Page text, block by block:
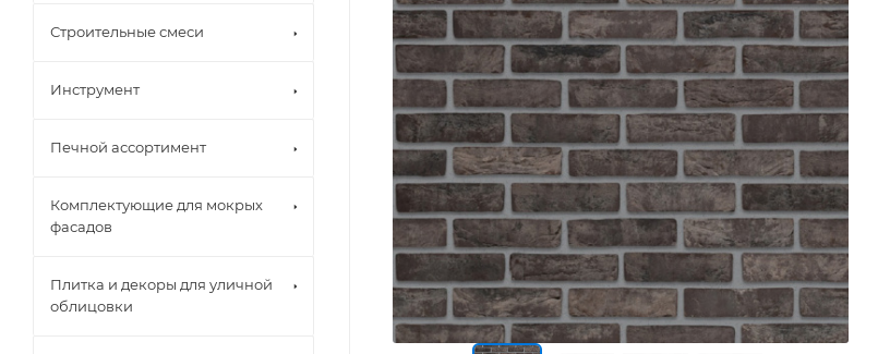
Строительные смеси
Инструмент
Печной ассортимент
Комплектующие для мокрых
фасадов
Плитка и декоры для уличной
облицовки